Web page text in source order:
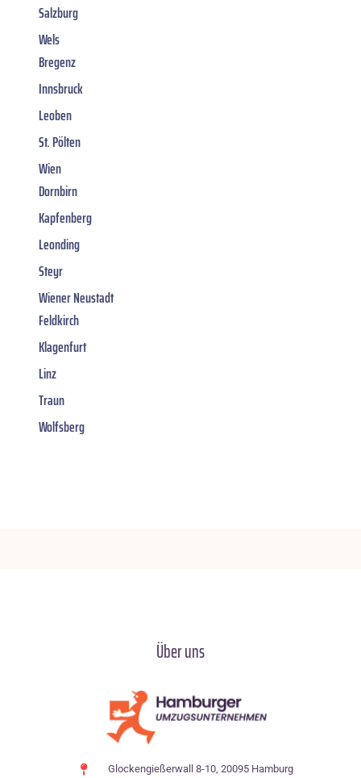
Salzburg
Wels
Bregenz
Innsbruck
Leoben
St. Pölten
Wien
Dornbirn
Kapfenberg
Leonding
Steyr
Wiener Neustadt
Feldkirch
Klagenfurt
Linz
Traun
Wolfsberg
Über uns
Glockengießerwall 8-10, 20095 Hamburg